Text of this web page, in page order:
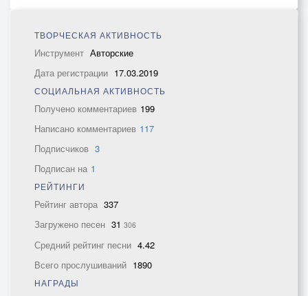
ТВОРЧЕСКАЯ АКТИВНОСТЬ
Инструмент Авторские
Дата регистрации 17.03.2019
СОЦИАЛЬНАЯ АКТИВНОСТЬ
Получено комментариев 199
Написано комментариев 117
Подписчиков 3
Подписан на 1
РЕЙТИНГИ
Рейтинг автора 337
Загружено песен 31 306
Средний рейтинг песни 4.42
Всего прослушиваний 1890
НАГРАДЫ